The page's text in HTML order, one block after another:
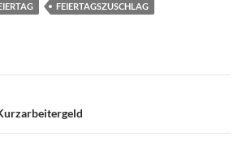
FEIERTAGSZUSCHLAG